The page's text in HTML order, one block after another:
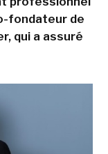
fondateur de
qui a assuré